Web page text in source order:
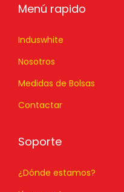
Menú rapido
Induswhite
Nosotros
Medidas de Bolsas
Contactar
Soporte
¿Dónde estamos?